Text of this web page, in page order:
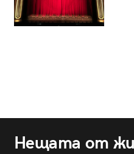
Нещата от